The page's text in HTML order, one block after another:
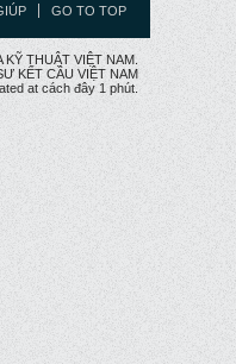
GO TO TOP
THUẬT VIỆT NAM.
KẾT CÂU VIỆT NAM
at cách đây 1 phút.